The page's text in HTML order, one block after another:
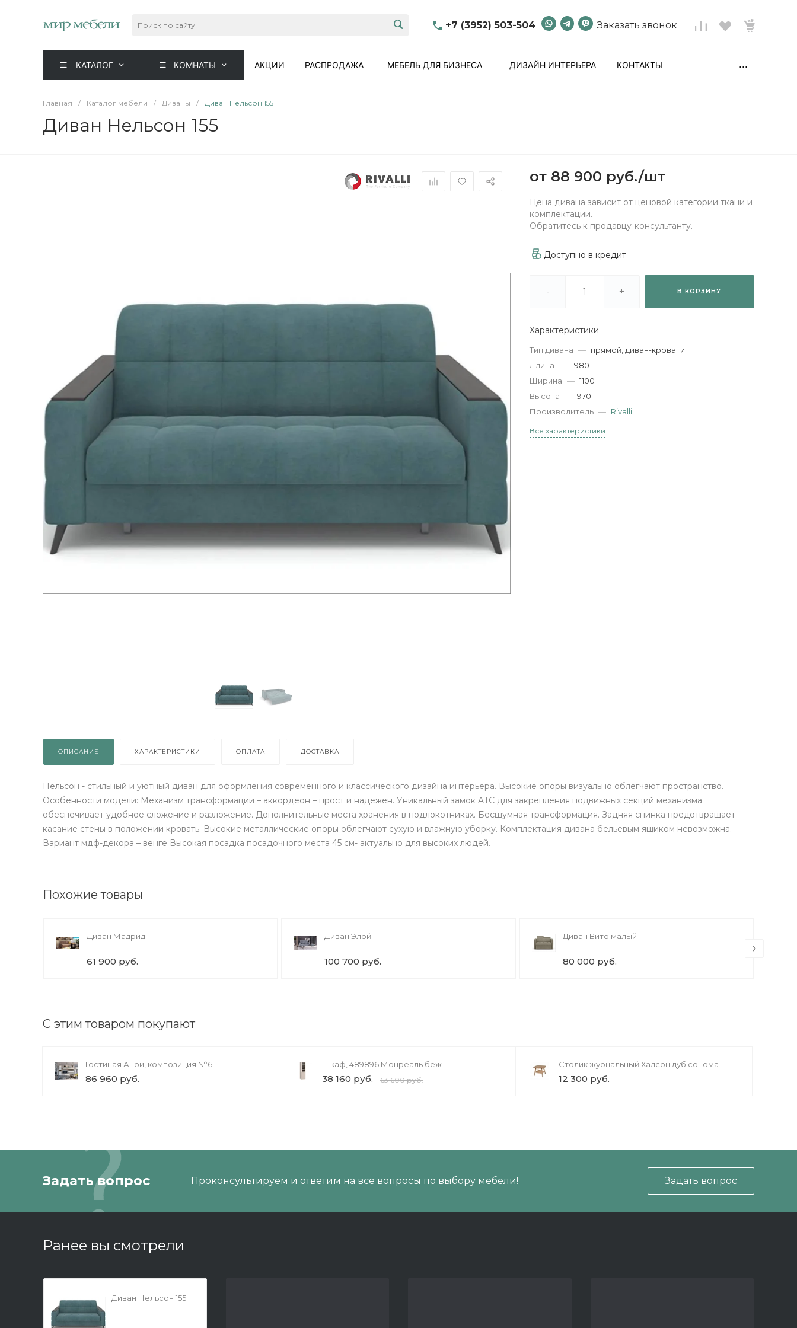
+7 (3952) 503-504 Заказать звонок
КАТАЛОГ КОМНАТЫ АКЦИИ РАСПРОДАЖА МЕБЕЛЬ ДЛЯ БИЗНЕСА ДИЗАЙН ИНТЕРЬЕРА КОНТАКТЫ ...
Главная / Каталог мебели / Диваны / Диван Нельсон 155
Диван Нельсон 155
от 88 900 руб./шт
Цена дивана зависит от ценовой категории ткани и
комплектации.
Обратитесь к продавцу-консультанту.
Доступно в кредит
- + В КОРЗИНУ
Характеристики
Тип дивана — прямой, диван-кровати
Длина — 1980
Ширина — 1100
Высота — 970
Производитель — Rivalli
Все характеристики
ОПИСАНИЕ ХАРАКТЕРИСТИКИ ОПЛАТА ДОСТАВКА
Нельсон - стильный и уютный диван для оформления современного и классического дизайна интерьера. Высокие опоры визуально облегчают пространство.
Особенности модели: Механизм трансформации – аккордеон – прост и надежен. Уникальный замок ATC для закрепления подвижных секций механизма
обеспечивает удобное сложение и разложение. Дополнительные места хранения в подлокотниках. Бесшумная трансформация. Задняя спинка предотвращает
касание стены в положении кровать. Высокие металлические опоры облегчают сухую и влажную уборку. Комплектация дивана бельевым ящиком невозможна.
Вариант мдф-декора – венге Высокая посадка посадочного места 45 см- актуально для высоких людей.
Похожие товары
Диван Мадрид
61 900 руб.
Диван Элой
100 700 руб.
Диван Вито малый
80 000 руб.
С этим товаром покупают
Гостиная Анри, композиция №6
86 960 руб.
Шкаф, 489896 Монреаль беж
38 160 руб. 63 600 руб.
Столик журнальный Хадсон дуб сонома
12 300 руб.
Задать вопрос Проконсультируем и ответим на все вопросы по выбору мебели! Задать вопрос
Ранее вы смотрели
Диван Нельсон 155